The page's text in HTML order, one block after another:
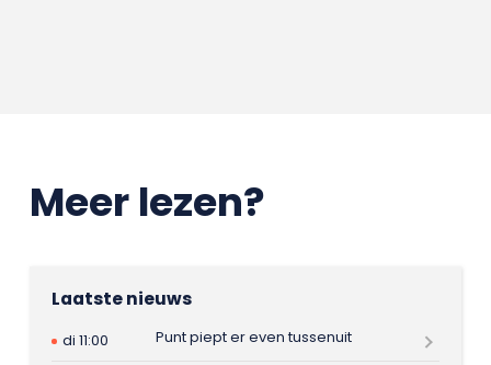
Meer lezen?
Laatste nieuws
di 11:00
Punt piept er even tussenuit